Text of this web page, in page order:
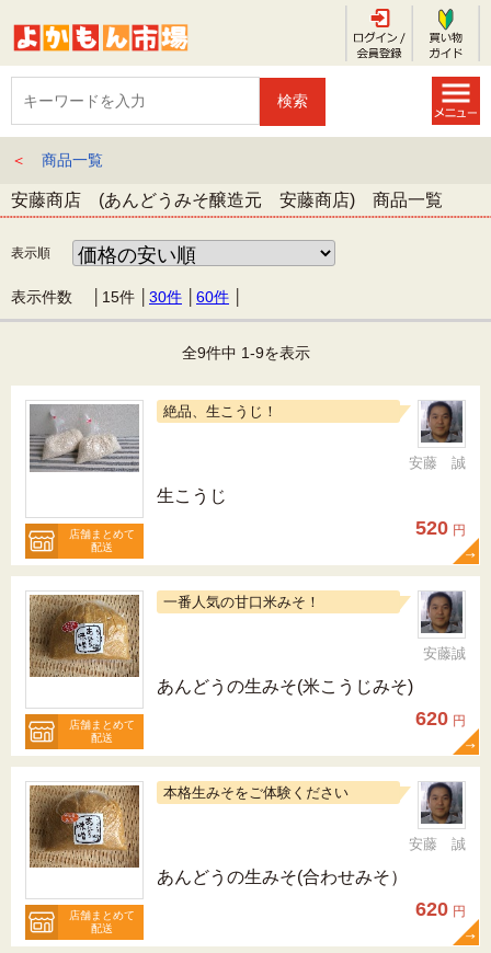
＜ 商品一覧
安藤商店 (あんどうみそ醸造元 安藤商店) 商品一覧
表示順
表示件数 │ 15件 30件 60件
全9件中 1-9を表示
店舗まとめて
配送
絶品、生こうじ！
安藤 誠
生こうじ
520 円
店舗まとめて
配送
一番人気の甘口米みそ！
安藤誠
あんどうの生みそ(米こうじみそ)
620 円
店舗まとめて
配送
本格生みそをご体験ください
安藤 誠
あんどうの生みそ(合わせみそ）
620 円